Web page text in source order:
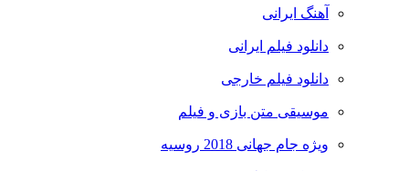
آهنگ ایرانی
دانلود فیلم ایرانی
دانلود فیلم خارجی
موسیقی متن بازی و فیلم
ویژه جام جهانی 2018 روسیه